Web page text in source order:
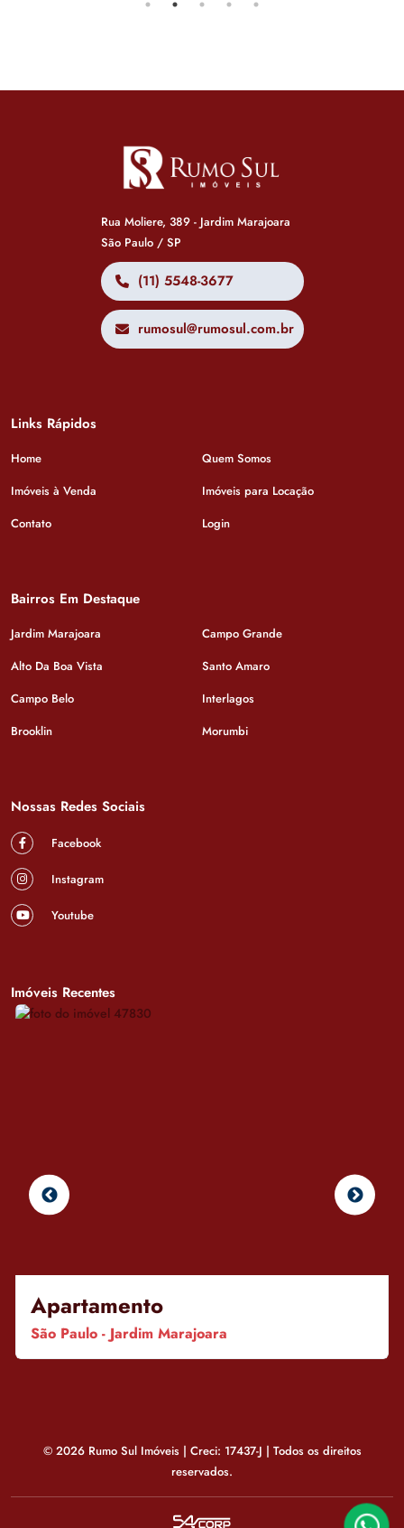
Rua Moliere, 389 - Jardim Marajoara
São Paulo / SP
(11) 5548-3677
rumosul@rumosul.com.br
Links Rápidos
Home
Quem Somos
Imóveis à Venda
Imóveis para Locação
Contato
Login
Bairros Em Destaque
Jardim Marajoara
Campo Grande
Alto Da Boa Vista
Santo Amaro
Campo Belo
Interlagos
Brooklin
Morumbi
Nossas Redes Sociais
Facebook
Instagram
Youtube
Imóveis Recentes
Apartamento
São Paulo - Jardim Marajoara
© 2026 Rumo Sul Imóveis | Creci: 17437-J | Todos os direitos
reservados.